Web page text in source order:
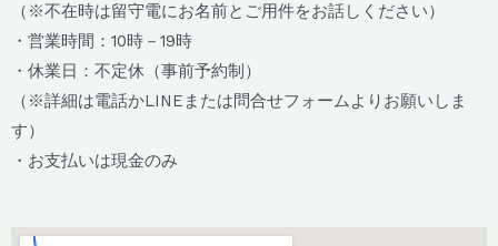
（※不在時は留守電にお名前とご用件をお話しください）
・営業時間：10時－19時
・休業日：不定休（事前予約制）
（※詳細は電話かLINEまたは問合せフォームよりお願いしま
す）
・お支払いは現金のみ